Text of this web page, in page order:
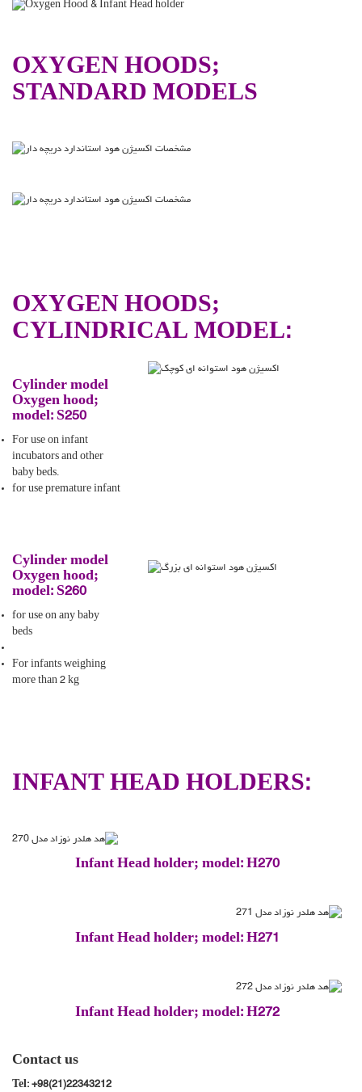
OXYGEN HOODS;
STANDARD MODELS
OXYGEN HOODS;
CYLINDRICAL MODEL:
Cylinder model
Oxygen hood;
model: S250
For use on infant
incubators and other
baby beds.
for use premature infant
Cylinder model
Oxygen hood;
model: S260
for use on any baby
beds
For infants weighing
more than 2 kg
INFANT HEAD HOLDERS:
Infant Head holder; model: H270
Infant Head holder; model: H271
Infant Head holder; model: H272
Contact us
Tel: +98(21)22343212